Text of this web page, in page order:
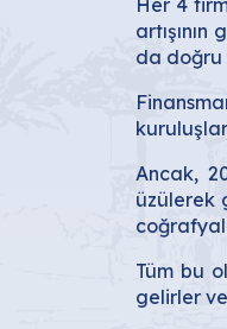
Her 4
da doğru
Ancak,
üzülerek
Tüm bu
gelirler